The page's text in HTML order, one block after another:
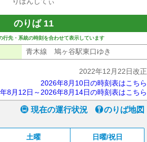
のりば 11
行先・系統の時刻を合わせて表示しています
青木線 鳩ヶ谷駅東口ゆき
2022年12月22日改正
2026年8月10日の時刻表はこちら
8月12日～2026年8月14日の時刻表はこちら
現在の運行状況 のりば地図
土曜 日曜/祝日